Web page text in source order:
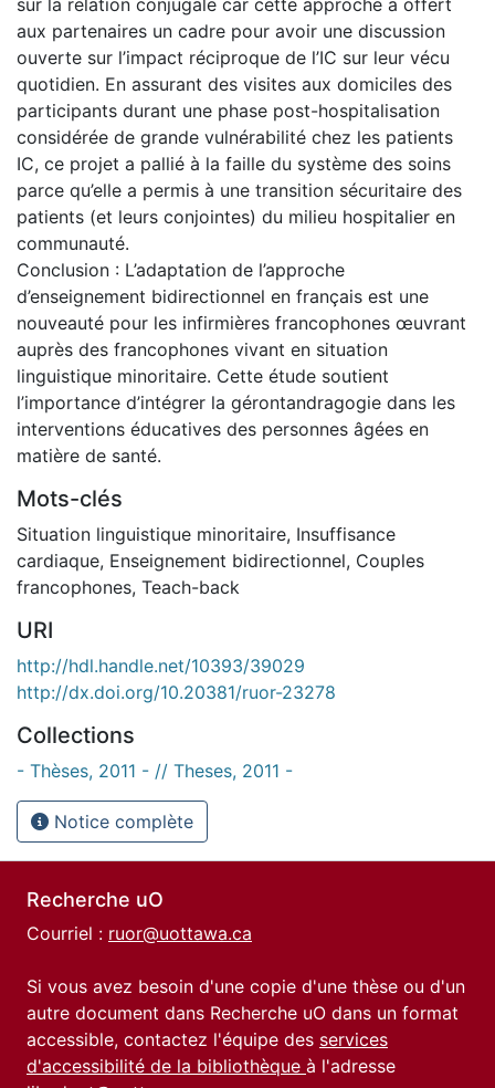
aux partenaires un cadre pour avoir une discussion
ouverte sur l’impact réciproque de l’IC sur leur vécu
quotidien. En assurant des visites aux domiciles des
participants durant une phase post-hospitalisation
considérée de grande vulnérabilité chez les patients
IC, ce projet a pallié à la faille du système des soins
parce qu’elle a permis à une transition sécuritaire des
patients (et leurs conjointes) du milieu hospitalier en
communauté.
Conclusion : L’adaptation de l’approche
d’enseignement bidirectionnel en français est une
nouveauté pour les infirmières francophones œuvrant
auprès des francophones vivant en situation
linguistique minoritaire. Cette étude soutient
l’importance d’intégrer la gérontandragogie dans les
interventions éducatives des personnes âgées en
matière de santé.
Mots-clés
Situation linguistique minoritaire, Insuffisance
cardiaque, Enseignement bidirectionnel, Couples
francophones, Teach-back
URI
http://hdl.handle.net/10393/39029
http://dx.doi.org/10.20381/ruor-23278
Collections
- Thèses, 2011 - // Theses, 2011 -
Notice complète
Recherche uO
Courriel : ruor@uottawa.ca
Si vous avez besoin d'une copie d'une thèse ou d'un
autre document dans Recherche uO dans un format
accessible, contactez l'équipe des services
d'accessibilité de la bibliothèque à l'adresse